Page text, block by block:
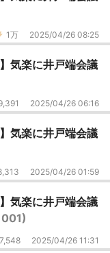
1万 2025/04/26 08:25
気楽に井戸端会議
2025/04/26 06:16
気楽に井戸端会議
2025/04/26 01:59
気楽に井戸端会議
7,548 2025/04/26 11:31